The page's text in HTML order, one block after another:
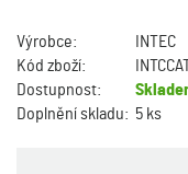
Výrobce:
INTEC
Kód zboží:
Dostupnost:
Doplnění skladu: 5 ks